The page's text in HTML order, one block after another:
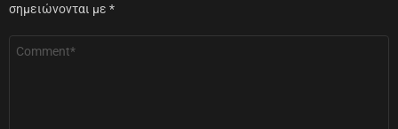
σημειώνονται με *
Σχόλιο